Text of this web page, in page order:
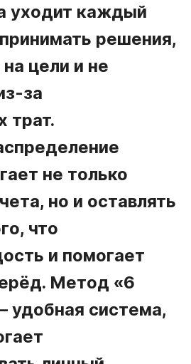
уходит каждый
решения,
цели и не
за
трат.
не только
но и оставлять
что
и помогает
Метод «6
удобная система,